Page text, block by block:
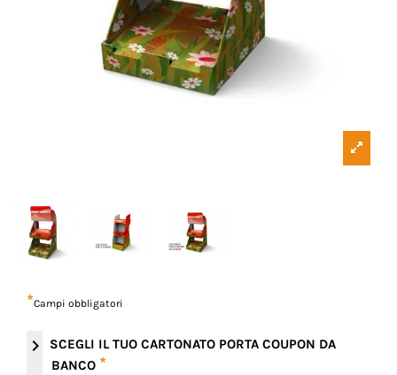
*Campi obbligatori
chevron_right
SCEGLI IL TUO CARTONATO PORTA COUPON DA
BANCO *